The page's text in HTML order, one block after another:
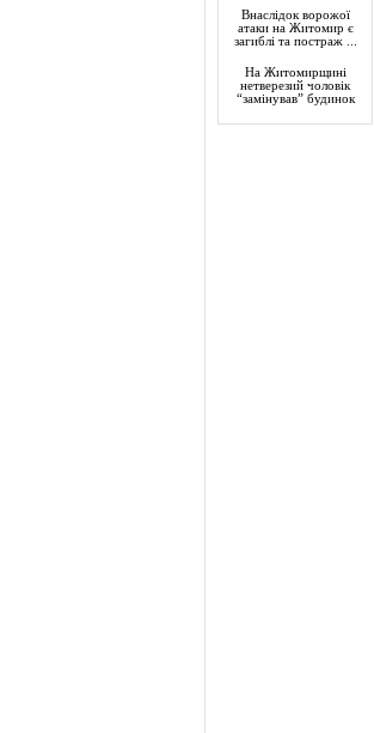
Внаслідок ворожої
атаки на Житомир є
загиблі та постраж ...
На Житомирщині
нетверезий чоловік
“замінував” будинок